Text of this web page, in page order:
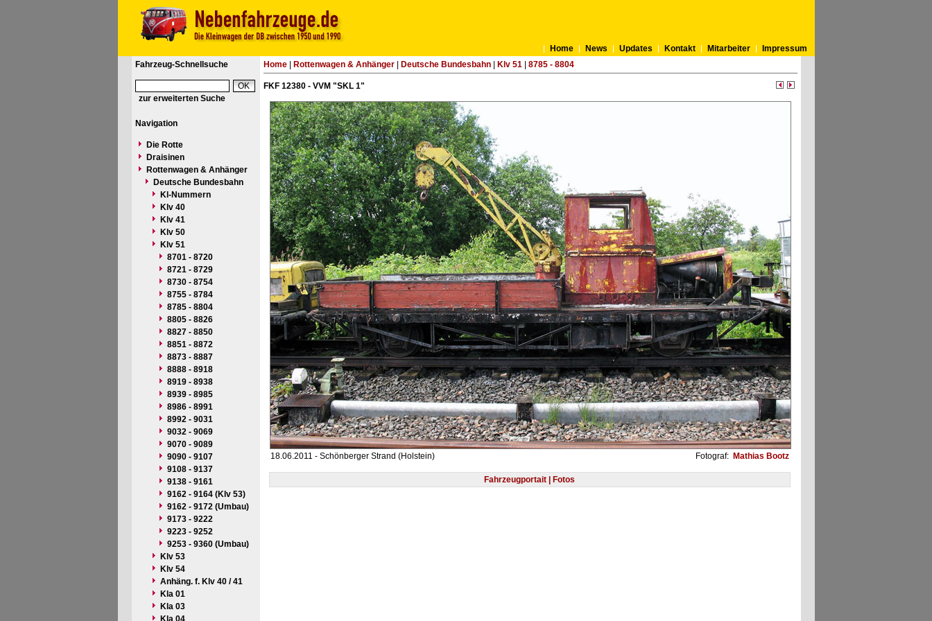
Home News Updates Kontakt Mitarbeiter
Impressum
Fahrzeug-Schnellsuche
zur erweiterten Suche
Navigation
Die Rotte
Draisinen
Rottenwagen & Anhänger
Deutsche Bundesbahn
Kl-Nummern
Klv 40
Klv 41
Klv 50
Klv 51
8701 - 8720
8721 - 8729
8730 - 8754
8755 - 8784
8785 - 8804
8805 - 8826
8827 - 8850
8851 - 8872
8873 - 8887
8888 - 8918
8919 - 8938
8939 - 8985
8986 - 8991
8992 - 9031
9032 - 9069
9070 - 9089
9090 - 9107
9108 - 9137
9138 - 9161
9162 - 9164 (Klv 53)
9162 - 9172 (Umbau)
9173 - 9222
9223 - 9252
9253 - 9360 (Umbau)
Klv 53
Klv 54
Anhäng. f. Klv 40 / 41
Kla 01
Kla 03
Kla 04
Home| Rottenwagen & Anhänger| Deutsche Bundesbahn| Klv 51| 8785 - 8804
FKF 12380 - VVM "SKL 1"
18.06.2011 - Schönberger Strand (Holstein) Fotograf: Mathias Bootz
Fahrzeugportait | Fotos